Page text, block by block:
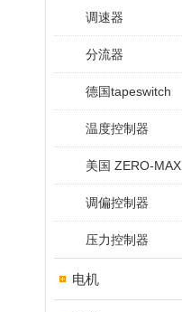
调速器
分流器
德国tapeswitch
温度控制器
美国 ZERO-MAX
调偏控制器
压力控制器
电机